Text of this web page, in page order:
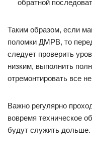
обратной
Таким образом, если
поломки ДМРВ, то
следует проверить
низким, выполнить
отремонтировать все
Важно регулярно
вовремя техническое
будут служить дольше.